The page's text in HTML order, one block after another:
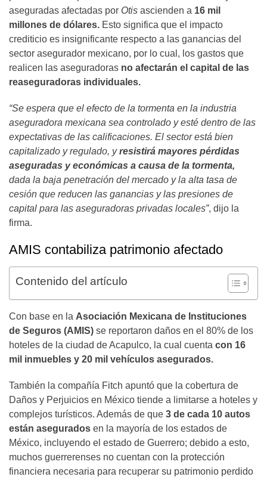
aseguradas afectadas por Otis ascienden a 16 mil
millones de dólares. Esto significa que el impacto
crediticio es insignificante respecto a las ganancias del
sector asegurador mexicano, por lo cual, los gastos que
realicen las aseguradoras no afectarán el capital de las
reaseguradoras individuales.
“Se espera que el efecto de la tormenta en la industria
aseguradora mexicana sea controlado y esté dentro de las
expectativas de las calificaciones. El sector está bien
capitalizado y regulado, yresistirá mayores pérdidas
aseguradas y económicas a causa de la tormenta,
dada la baja penetración del mercado y la alta tasa de
cesión que reducen las ganancias y las presiones de
capital para las aseguradoras privadas locales”, dijo la
firma.
AMIS contabiliza patrimonio afectado
Contenido del artículo
Con base en la Asociación Mexicana de Instituciones
de Seguros (AMIS) se reportaron daños en el 80% de los
hoteles de la ciudad de Acapulco, la cual cuenta con 16
mil inmuebles y 20 mil vehículos asegurados.
También la compañía Fitch apuntó que la cobertura de
Daños y Perjuicios en México tiende a limitarse a hoteles y
complejos turísticos. Además de que 3 de cada 10 autos
están asegurados en la mayoría de los estados de
México, incluyendo el estado de Guerrero; debido a esto,
muchos guerrerenses no cuentan con la protección
financiera necesaria para recuperar su patrimonio perdido